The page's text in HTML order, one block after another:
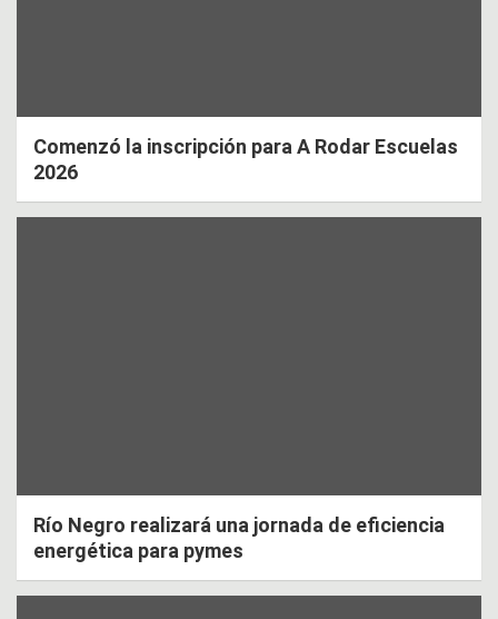
Comenzó la inscripción para A Rodar Escuelas
2026
Río Negro realizará una jornada de eficiencia
energética para pymes